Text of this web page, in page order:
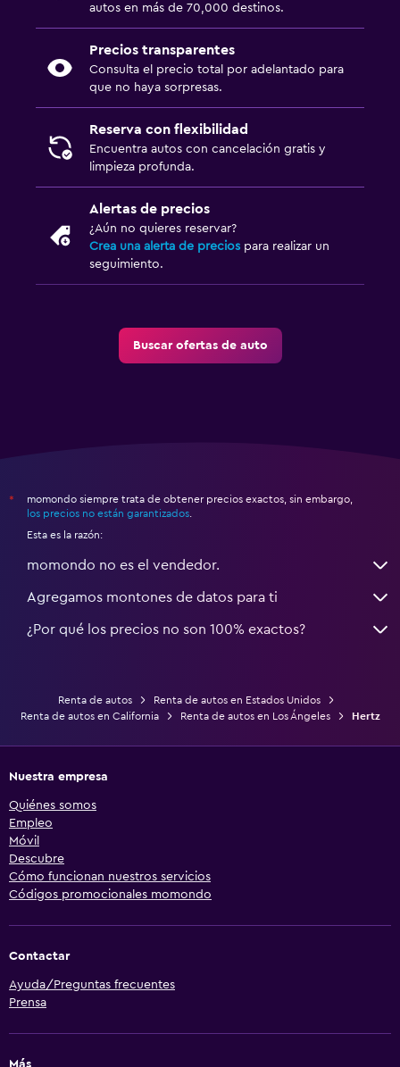
autos en más de 70,000 destinos.
Precios transparentes
Consulta el precio total por adelantado para
que no haya sorpresas.
Reserva con flexibilidad
Encuentra autos con cancelación gratis y
limpieza profunda.
Alertas de precios
¿Aún no quieres reservar?
Crea una alerta de precios para realizar un
seguimiento.
Buscar ofertas de auto
*
momondo siempre trata de obtener precios exactos, sin embargo,
los precios no están garantizados.
Esta es la razón:
momondo no es el vendedor.
Agregamos montones de datos para ti
¿Por qué los precios no son 100% exactos?
Renta de autos
Renta de autos en Estados Unidos
Renta de autos en California
Renta de autos en Los Ángeles Hertz
Nuestra empresa
Quiénes somos
Empleo
Móvil
Descubre
Cómo funcionan nuestros servicios
Códigos promocionales momondo
Contactar
Ayuda/Preguntas frecuentes
Prensa